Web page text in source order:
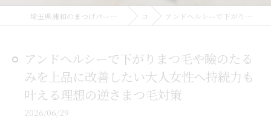
埼玉県浦和のまつげパーマならまつげパーマ/マツエク/眉毛 Eclat du Bonheur【エクラドゥボヌール】byMoana コラム アンドヘルシーで下がりまつ毛や瞼のたるみを上品に改善したい大人女性へ持続力も叶える理想の逆さまつ毛対策
アンドヘルシーで下がりまつ毛や瞼のたる
みを上品に改善したい大人女性へ持続力も
叶える理想の逆さまつ毛対策
2026/06/29